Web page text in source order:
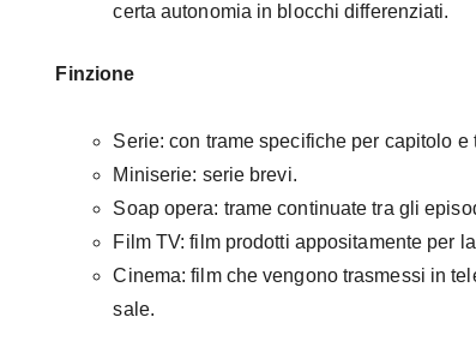
certa autonomia in blocchi differenziati.
Finzione
Serie: con trame specifiche per capitolo e
Miniserie: serie brevi.
Soap opera: trame continuate tra gli
Film TV: film prodotti appositamente per
Cinema: film che vengono trasmessi in
sale.